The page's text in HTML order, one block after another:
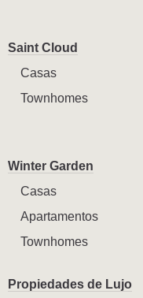
Saint Cloud
Casas
Townhomes
Winter Garden
Casas
Apartamentos
Townhomes
Propiedades de Lujo